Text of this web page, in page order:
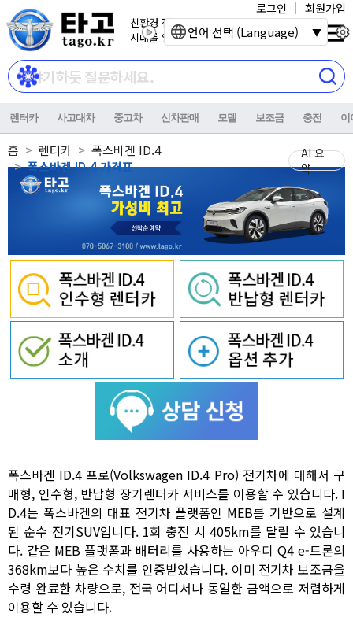
친환경 전기자동차
시대를 열어갑니다.
로그인 회원가입
렌터카 사고대차 중고차 신차판매 모델 보조금 충전 이
홈 렌터카
폭스바겐 ID.4
폭스바겐 ID.4 가격표
AI 요
약
폭스바겐 ID.4 프로(Volkswagen ID.4 Pro) 전기차에 대해서 구
매형, 인수형, 반납형 장기렌터카 서비스를 이용할 수 있습니다. I
D.4는 폭스바겐의 대표 전기차 플랫폼인 MEB를 기반으로 설계
된 순수 전기SUV입니다. 1회 충전 시 405km를 달릴 수 있습니
다. 같은 MEB 플랫폼과 배터리를 사용하는 아우디 Q4 e-트론의
368km보다 높은 수치를 인증받았습니다. 이미 전기차 보조금을
수령 완료한 차량으로, 전국 어디서나 동일한 금액으로 저렴하게
이용할 수 있습니다.
언어 선택 (Language)